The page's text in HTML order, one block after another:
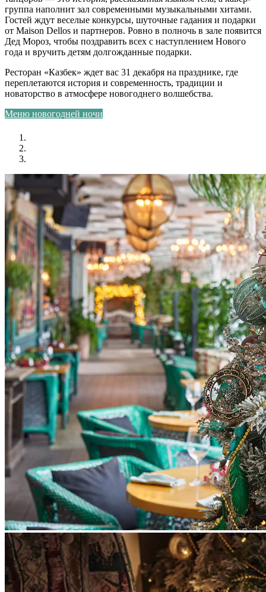
группа наполнит зал современными музыкальными хитами.
Гостей ждут веселые конкурсы, шуточные гадания и подарки
от Maison Dellos и партнеров. Ровно в полночь в зале появится
Дед Мороз, чтобы поздравить всех с наступлением Нового
года и вручить детям долгожданные подарки.
Ресторан «Казбек» ждет вас 31 декабря на празднике, где
переплетаются история и современность, традиции и
новаторство в атмосфере новогоднего волшебства.
Меню новогодней ночи